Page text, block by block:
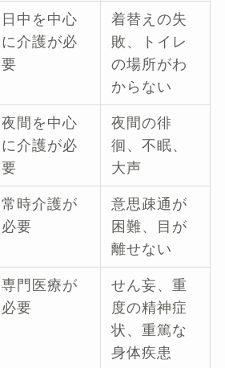
日中を中心
に介護が必
要
着替えの失
敗、トイレ
の場所がわ
からない
夜間を中心
に介護が必
要
夜間の徘
徊、不眠、
大声
常時介護が
必要
意思疎通が
困難、目が
離せない
専門医療が
必要
せん妄、重
度の精神症
状、重篤な
身体疾患